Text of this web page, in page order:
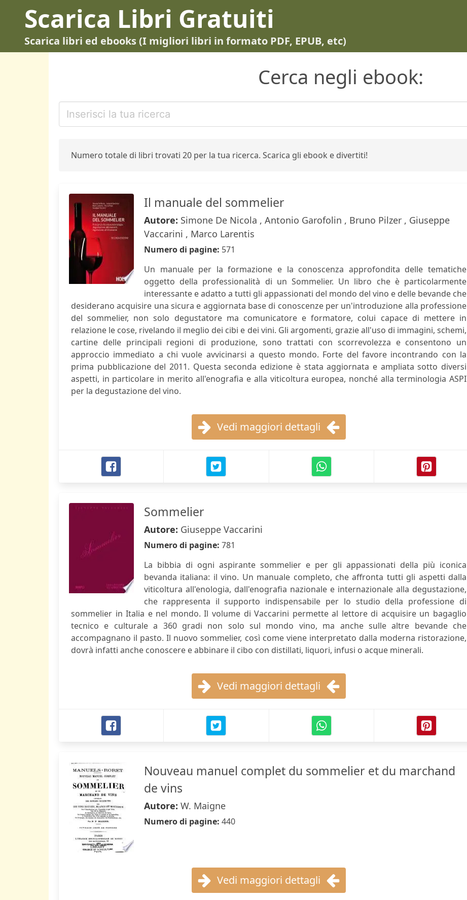
Scarica Libri Gratuiti
Scarica libri ed ebooks (I migliori libri in formato PDF, EPUB, etc)
Cerca negli ebook:
Numero totale di libri trovati 20 per la tua ricerca. Scarica gli ebook e divertiti!
Il manuale del sommelier
Autore: Simone De Nicola , Antonio Garofolin , Bruno Pilzer , Giuseppe
Vaccarini , Marco Larentis
Numero di pagine: 571
Un manuale per la formazione e la conoscenza approfondita delle tematiche
oggetto della professionalità di un Sommelier. Un libro che è particolarmente
interessante e adatto a tutti gli appassionati del mondo del vino e delle bevande che
desiderano acquisire una sicura e aggiornata base di conoscenze per un'introduzione alla professione
del sommelier, non solo degustatore ma comunicatore e formatore, colui capace di mettere in
relazione le cose, rivelando il meglio dei cibi e dei vini. Gli argomenti, grazie all'uso di immagini, schemi,
cartine delle principali regioni di produzione, sono trattati con scorrevolezza e consentono un
approccio immediato a chi vuole avvicinarsi a questo mondo. Forte del favore incontrando con la
prima pubblicazione del 2011. Questa seconda edizione è stata aggiornata e ampliata sotto diversi
aspetti, in particolare in merito all'enografia e alla viticoltura europea, nonché alla terminologia ASPI
per la degustazione del vino.
Vedi maggiori dettagli
Sommelier
Autore: Giuseppe Vaccarini
Numero di pagine: 781
La bibbia di ogni aspirante sommelier e per gli appassionati della più iconica
bevanda italiana: il vino. Un manuale completo, che affronta tutti gli aspetti dalla
viticoltura all'enologia, dall'enografia nazionale e internazionale alla degustazione,
che rappresenta il supporto indispensabile per lo studio della professione di
sommelier in Italia e nel mondo. Il volume di Vaccarini permette al lettore di acquisire un bagaglio
tecnico e culturale a 360 gradi non solo sul mondo vino, ma anche sulle altre bevande che
accompagnano il pasto. Il nuovo sommelier, così come viene interpretato dalla moderna ristorazione,
dovrà infatti anche conoscere e abbinare il cibo con distillati, liquori, infusi o acque minerali.
Vedi maggiori dettagli
Nouveau manuel complet du sommelier et du marchand
de vins
Autore: W. Maigne
Numero di pagine: 440
Vedi maggiori dettagli